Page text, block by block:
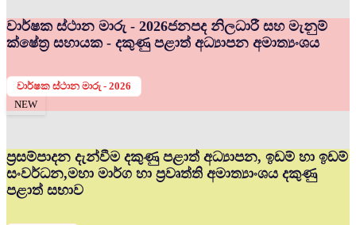
වාර්ෂක ස්ථාන මාරු - 2026ජනපද නිලධාරී සහ මැනුම්
ක්ෂේත්‍ර සහායක - දකුණු පළාත් අධ්‍යාපන අමාත්‍යංශය
වාර්ෂක ස්ථාන මාරු - 2026
NEW
ප්‍රසම්පාදන දැන්වීම දකුණු පළාත් අධ්‍යාපන, ඉඩම් හා ඉඩම්
සංවර්ධන,මහා මාර්ග හා ප්‍රවෘත්ති අමාත්‍යාංශය දකුණු
පළාත් සභාව